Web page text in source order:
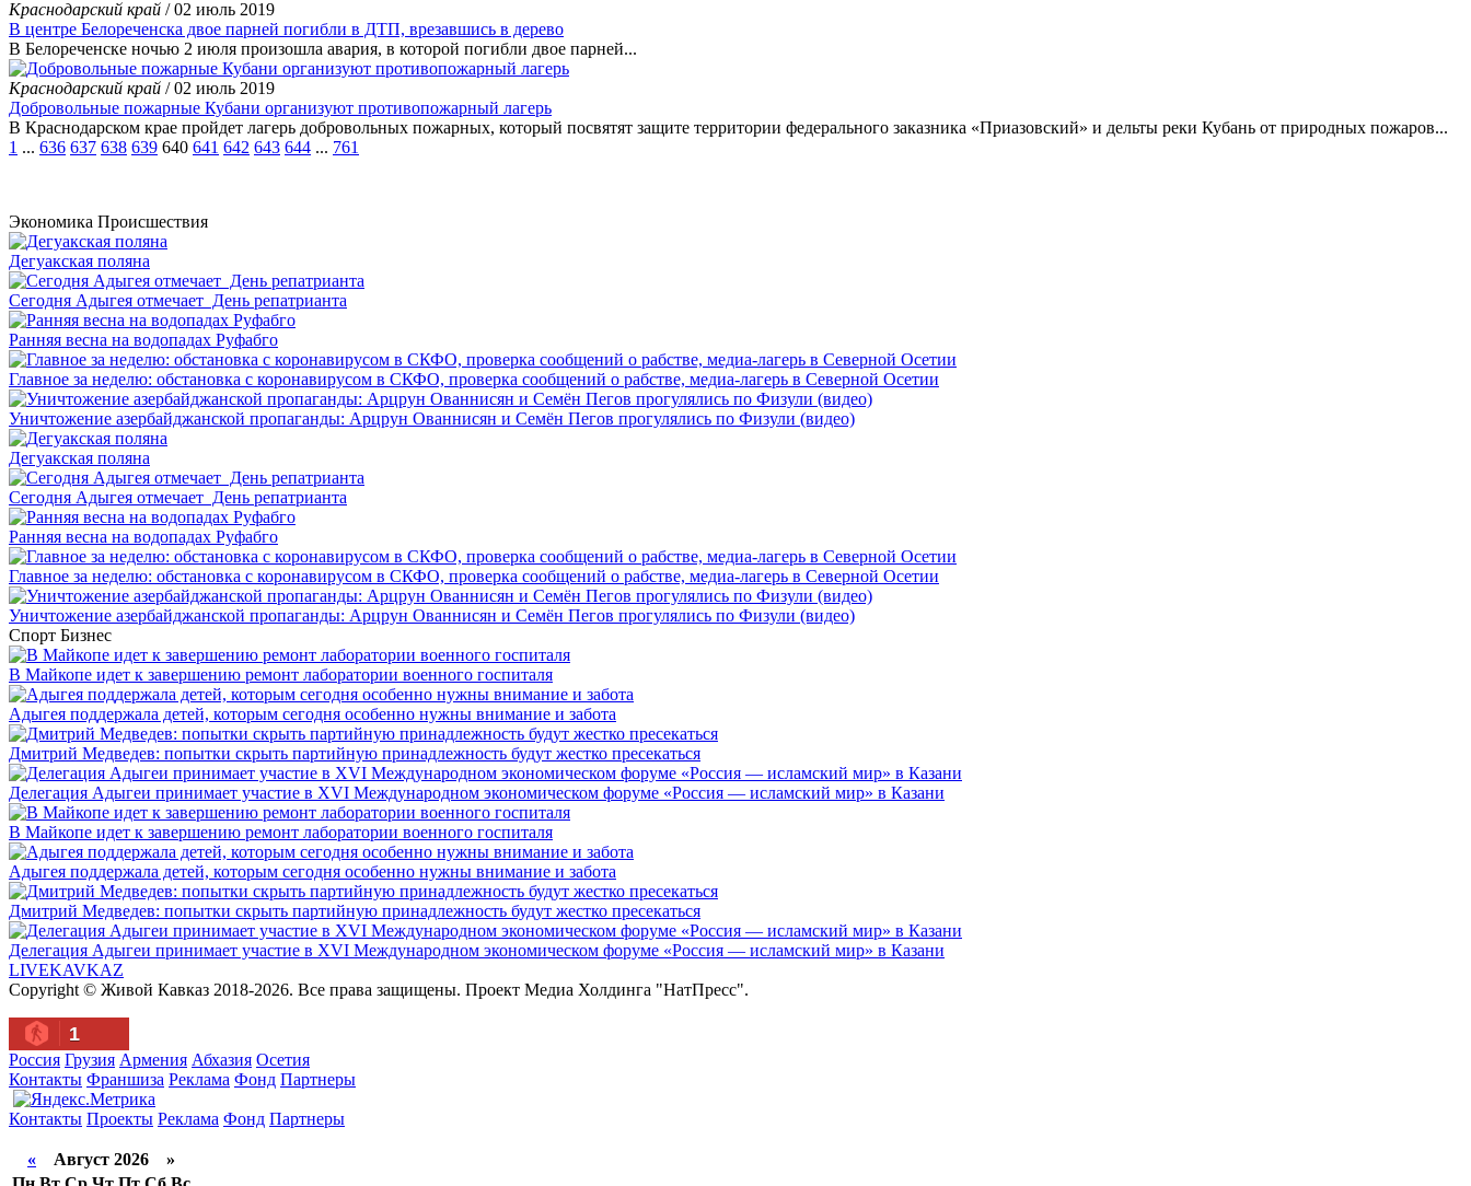
Краснодарский край / 02 июль 2019
В центре Белореченска двое парней погибли в ДТП, врезавшись в дерево
В Белореченске ночью 2 июля произошла авария, в которой погибли двое парней...
Краснодарский край / 02 июль 2019
Добровольные пожарные Кубани организуют противопожарный лагерь
В Краснодарском крае пройдет лагерь добровольных пожарных, который посвятят защите территории федерального заказника «Приазовский» и дельты реки Кубань от природных пожаров...
1 ... 636 637 638 639 640 641 642 643 644 ... 761
Экономика Происшествия
Дегуакская поляна
Сегодня Адыгея отмечает День репатрианта
Ранняя весна на водопадах Руфабго
Главное за неделю: обстановка с коронавирусом в СКФО, проверка сообщений о рабстве, медиа-лагерь в Северной Осетии
Уничтожение азербайджанской пропаганды: Арцрун Ованнисян и Семён Пегов прогулялись по Физули (видео)
Дегуакская поляна
Сегодня Адыгея отмечает День репатрианта
Ранняя весна на водопадах Руфабго
Главное за неделю: обстановка с коронавирусом в СКФО, проверка сообщений о рабстве, медиа-лагерь в Северной Осетии
Уничтожение азербайджанской пропаганды: Арцрун Ованнисян и Семён Пегов прогулялись по Физули (видео)
Спорт Бизнес
В Майкопе идет к завершению ремонт лаборатории военного госпиталя
Адыгея поддержала детей, которым сегодня особенно нужны внимание и забота
Дмитрий Медведев: попытки скрыть партийную принадлежность будут жестко пресекаться
Делегация Адыгеи принимает участие в XVI Международном экономическом форуме «Россия — исламский мир» в Казани
В Майкопе идет к завершению ремонт лаборатории военного госпиталя
Адыгея поддержала детей, которым сегодня особенно нужны внимание и забота
Дмитрий Медведев: попытки скрыть партийную принадлежность будут жестко пресекаться
Делегация Адыгеи принимает участие в XVI Международном экономическом форуме «Россия — исламский мир» в Казани
LIVEKAVKAZ
Copyright © Живой Кавказ 2018-2026. Все права защищены. Проект Медиа Холдинга "НатПресс".
1
Россия Грузия Армения Абхазия Осетия
Контакты Франшиза Реклама Фонд Партнеры
Контакты Проекты Реклама Фонд Партнеры
« Август 2026 »